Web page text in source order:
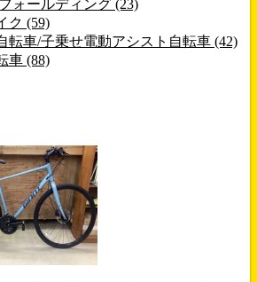
ォールディング (23)
ク (59)
転車/子乗せ電動アシスト自転車 (42)
車 (88)